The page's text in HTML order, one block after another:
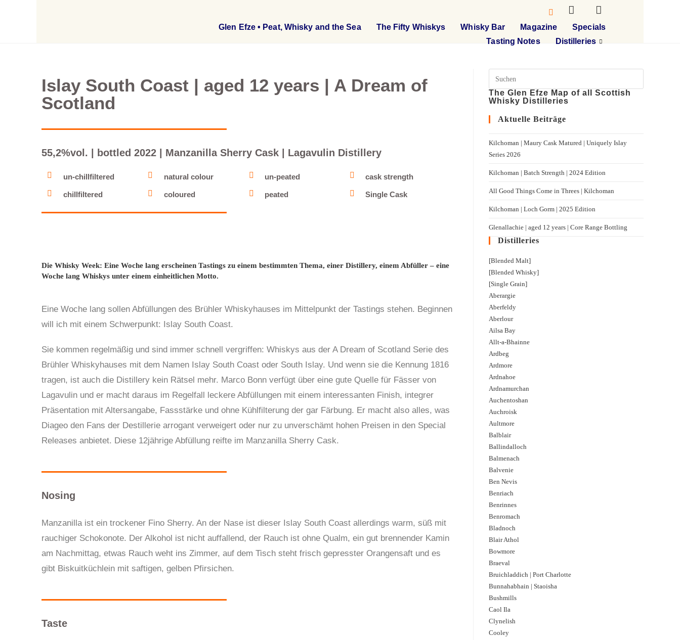
Glen Efze • Peat, Whisky and the Sea The Fifty Whiskys Whisky Bar Magazine
Specials
Tasting Notes
Distilleries
Islay South Coast | aged 12 years | A Dream of
Scotland
55,2%vol. | bottled 2022 | Manzanilla Sherry Cask | Lagavulin Distillery
un-chillfiltered
chillfiltered
natural colour
coloured
un-peated
peated
cask strength
Single Cask
Die Whisky Week: Eine Woche lang erscheinen Tastings zu einem bestimmten Thema, einer Distillery, einem Abfüller – eine
Woche lang Whiskys unter einem einheitlichen Motto.
Eine Woche lang sollen Abfüllungen des Brühler Whiskyhauses im Mittelpunkt der Tastings stehen. Beginnen
will ich mit einem Schwerpunkt: Islay South Coast.
Sie kommen regelmäßig und sind immer schnell vergriffen: Whiskys aus der A Dream of Scotland Serie des
Brühler Whiskyhauses mit dem Namen Islay South Coast oder South Islay. Und wenn sie die Kennung 1816
tragen, ist auch die Distillery kein Rätsel mehr. Marco Bonn verfügt über eine gute Quelle für Fässer von
Lagavulin und er macht daraus im Regelfall leckere Abfüllungen mit einem interessanten Finish, integrer
Präsentation mit Altersangabe, Fassstärke und ohne Kühlfilterung der gar Färbung. Er macht also alles, was
Diageo den Fans der Destillerie arrogant verweigert oder nur zu unverschämt hohen Preisen in den Special
Releases anbietet. Diese 12jährige Abfüllung reifte im Manzanilla Sherry Cask.
Nosing
Manzanilla ist ein trockener Fino Sherry. An der Nase ist dieser Islay South Coast allerdings warm, süß mit
rauchiger Schokonote. Der Alkohol ist nicht auffallend, der Rauch ist ohne Qualm, ein gut brennender Kamin
am Nachmittag, etwas Rauch weht ins Zimmer, auf dem Tisch steht frisch gepresster Orangensaft und es
gibt Biskuitküchlein mit saftigen, gelben Pfirsichen.
Taste
The Glen Efze Map of all Scottish
Whisky Distilleries
Aktuelle Beiträge
Kilchoman | Maury Cask Matured | Uniquely Islay
Series 2026
Kilchoman | Batch Strength | 2024 Edition
All Good Things Come in Threes | Kilchoman
Kilchoman | Loch Gorm​ | 2025 Edition
Glenallachie | aged 12 years | Core Range Bottling
Distilleries
[Blended Malt]
[Blended Whisky]
[Single Grain]
Aberargie
Aberfeldy
Aberlour
Ailsa Bay
Allt-a-Bhainne
Ardbeg
Ardmore
Ardnahoe
Ardnamurchan
Auchentoshan
Auchroisk
Aultmore
Balblair
Ballindalloch
Balmenach
Balvenie
Ben Nevis
Benriach
Benrinnes
Benromach
Bladnoch
Blair Athol
Bowmore
Braeval
Bruichladdich | Port Charlotte
Bunnahabhain | Staoisha
Bushmills
Caol Ila
Clynelish
Cooley